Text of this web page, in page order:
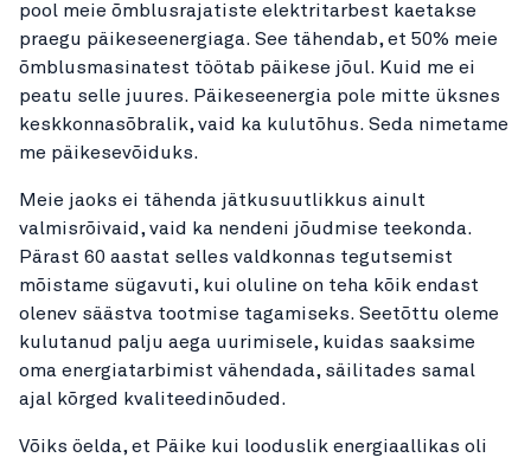
pool meie õmblusrajatiste elektritarbest kaetakse
praegu päikeseenergiaga. See tähendab, et 50% meie
õmblusmasinatest töötab päikese jõul. Kuid me ei
peatu selle juures. Päikeseenergia pole mitte üksnes
keskkonnasõbralik, vaid ka kulutõhus. Seda nimetame
me päikesevõiduks.
Meie jaoks ei tähenda jätkusuutlikkus ainult
valmisrõivaid, vaid ka nendeni jõudmise teekonda.
Pärast 60 aastat selles valdkonnas tegutsemist
mõistame sügavuti, kui oluline on teha kõik endast
olenev säästva tootmise tagamiseks. Seetõttu oleme
kulutanud palju aega uurimisele, kuidas saaksime
oma energiatarbimist vähendada, säilitades samal
ajal kõrged kvaliteedinõuded.
Võiks öelda, et Päike kui looduslik energiaallikas oli